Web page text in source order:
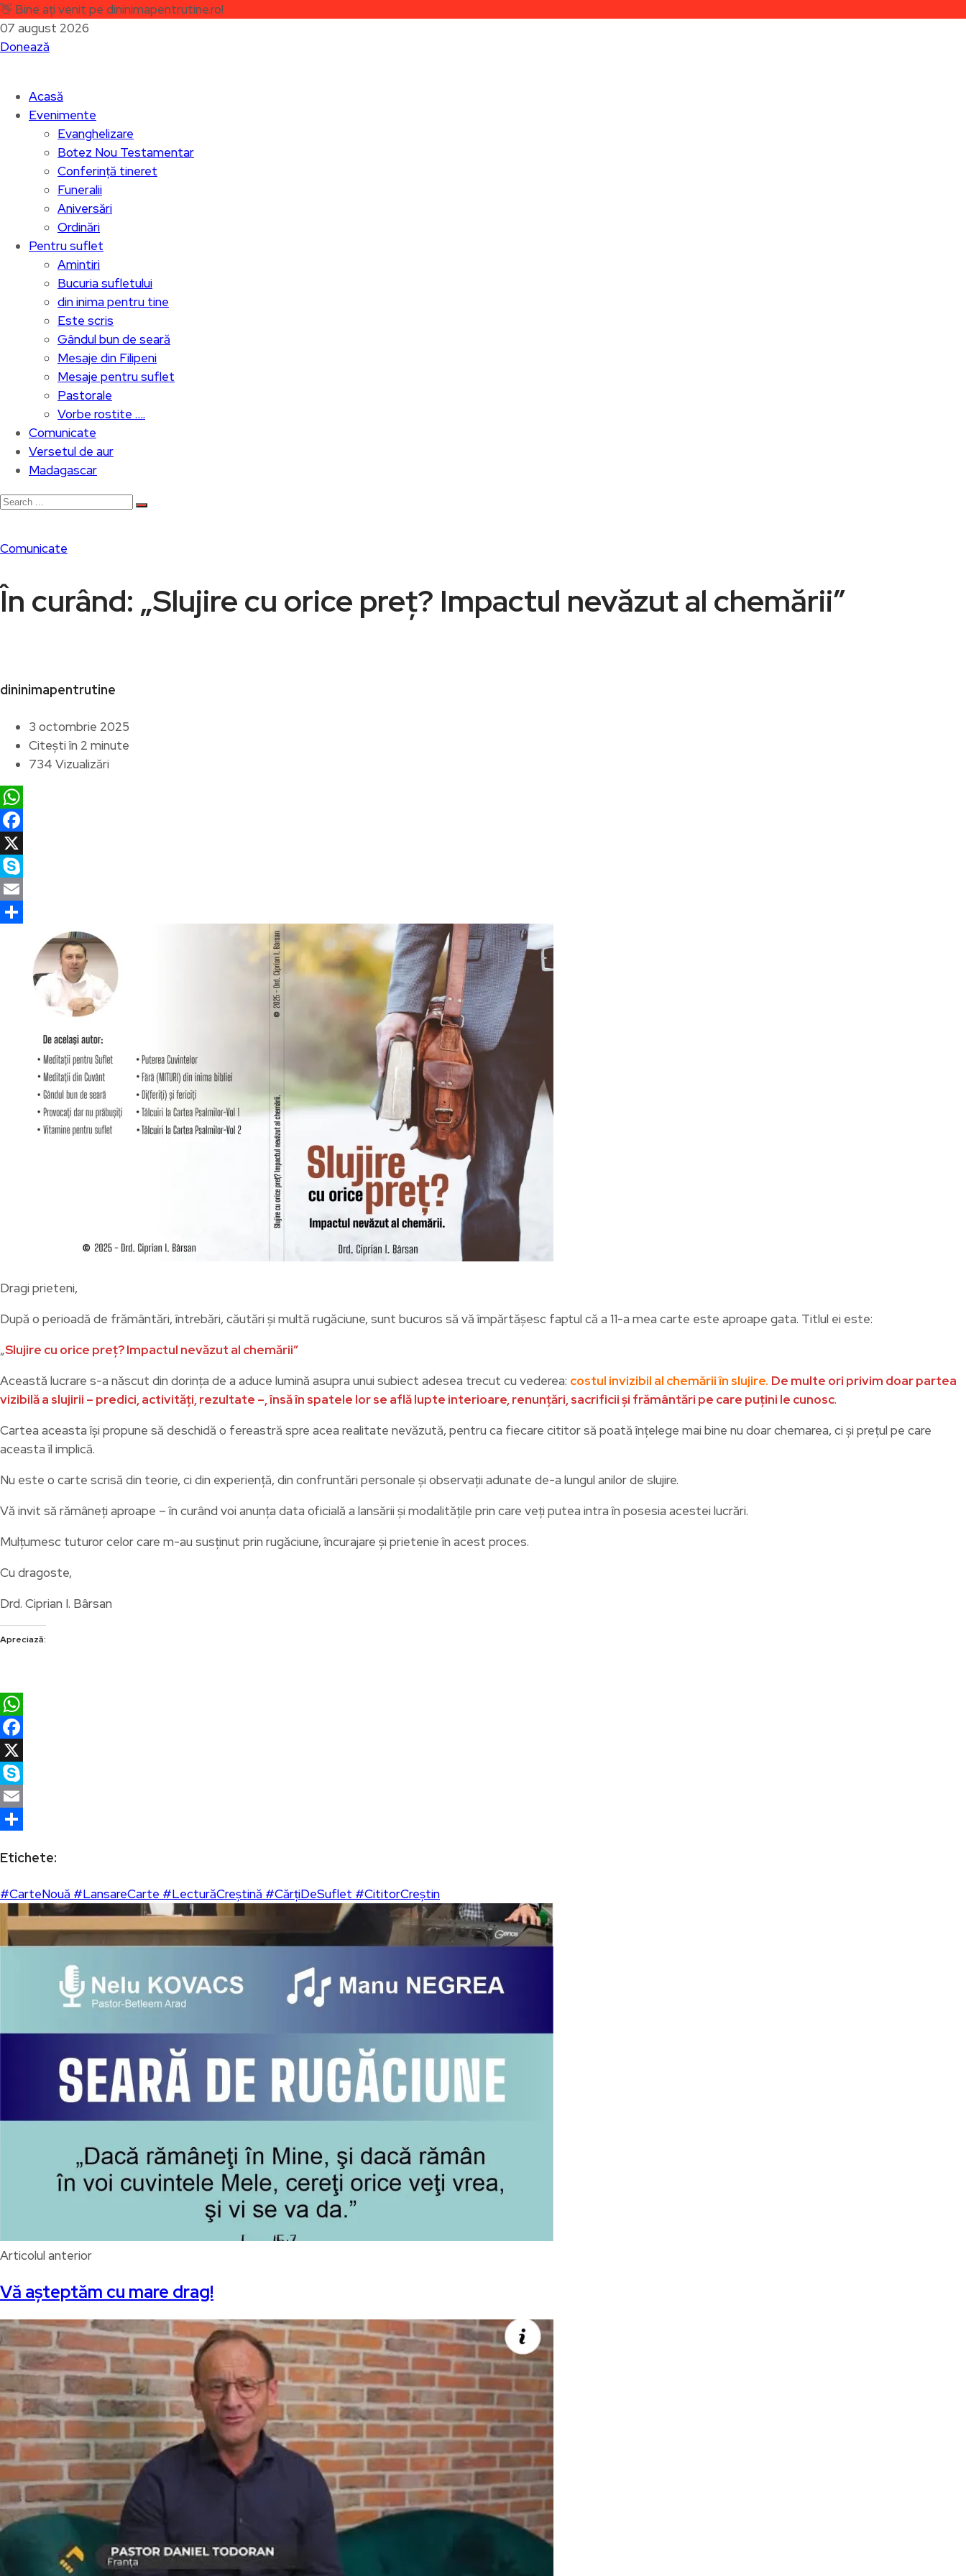
👋 Bine ați venit pe dininimapentrutine.ro!
07 august 2026
Donează
Acasă
Evenimente
Evanghelizare
Botez Nou Testamentar
Conferință tineret
Funeralii
Aniversări
Ordinări
Pentru suflet
Amintiri
Bucuria sufletului
din inima pentru tine
Este scris
Gândul bun de seară
Mesaje din Filipeni
Mesaje pentru suflet
Pastorale
Vorbe rostite ….
Comunicate
Versetul de aur
Madagascar
Comunicate
În curând: „Slujire cu orice preț? Impactul nevăzut al chemării”
dininimapentrutine
3 octombrie 2025
Citești în 2 minute
734 Vizualizări
WhatsApp
Facebook
X
Skype
Email
Partajează
Dragi prieteni,
După o perioadă de frământări, întrebări, căutări și multă rugăciune, sunt bucuros să vă împărtășesc faptul că a 11-a mea carte este aproape gata. Titlul ei este:
„Slujire cu orice preț? Impactul nevăzut al chemării”
Această lucrare s-a născut din dorința de a aduce lumină asupra unui subiect adesea trecut cu vederea: costul invizibil al chemării în slujire. De multe ori privim doar partea
vizibilă a slujirii – predici, activități, rezultate –, însă în spatele lor se află lupte interioare, renunțări, sacrificii și frământări pe care puțini le cunosc.
Cartea aceasta își propune să deschidă o fereastră spre acea realitate nevăzută, pentru ca fiecare cititor să poată înțelege mai bine nu doar chemarea, ci și prețul pe care
aceasta îl implică.
Nu este o carte scrisă din teorie, ci din experiență, din confruntări personale și observații adunate de-a lungul anilor de slujire.
Vă invit să rămâneți aproape – în curând voi anunța data oficială a lansării și modalitățile prin care veți putea intra în posesia acestei lucrări.
Mulțumesc tuturor celor care m-au susținut prin rugăciune, încurajare și prietenie în acest proces.
Cu dragoste,
Drd. Ciprian I. Bârsan
Apreciază:
WhatsApp
Facebook
X
Skype
Email
Etichete:
#CarteNouă #LansareCarte #LecturăCreștină #CărțiDeSuflet #CititorCreștin
Articolul anterior
Vă așteptăm cu mare drag!